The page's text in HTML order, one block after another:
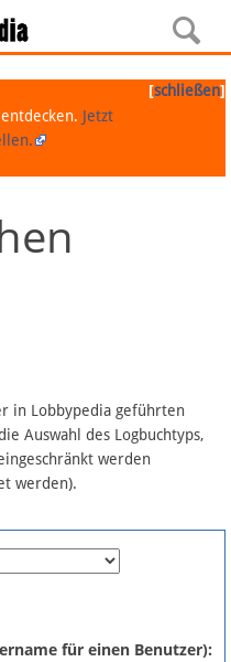
[schließen]
Jetzt
in Lobbypedia geführten
Auswahl des Logbuchtyps,
werden
werden).
für einen Benutzer):